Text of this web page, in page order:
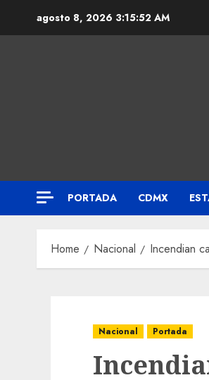
agosto 8, 2026 3:15:53 AM
PORTADA CDMX
Home Nacional Incendian
Nacional Portada